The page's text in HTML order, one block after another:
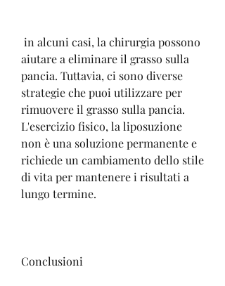
aiutare a eliminare il grasso sulla
pancia. Tuttavia, ci sono diverse
strategie che puoi utilizzare per
rimuovere il grasso sulla pancia.
L'esercizio fisico, la liposuzione
non è una soluzione permanente e
richiede un cambiamento dello stile
di vita per mantenere i risultati a
lungo termine.
Conclusioni